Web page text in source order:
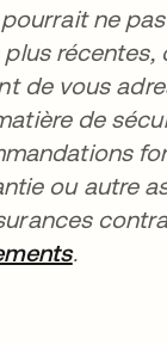
ne
récentes,
de vous
de
ou autre
.